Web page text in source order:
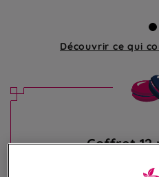
Découvrir ce qui
Coffret 12